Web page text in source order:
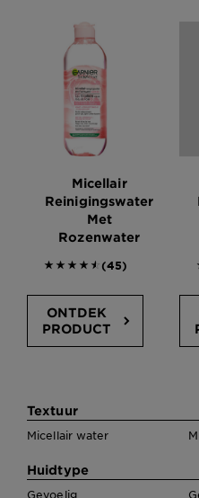
Micellair
Reinigingswater
Met
Rozenwater
4.5778 outof 5 stars
(45)
ONTDEK
PRODUCT
Textuur
Micellair water
Huidtype
Gevoelig